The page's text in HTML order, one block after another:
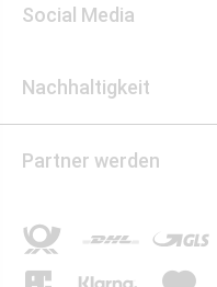
Social Media
Nachhaltigkeit
Partner werden